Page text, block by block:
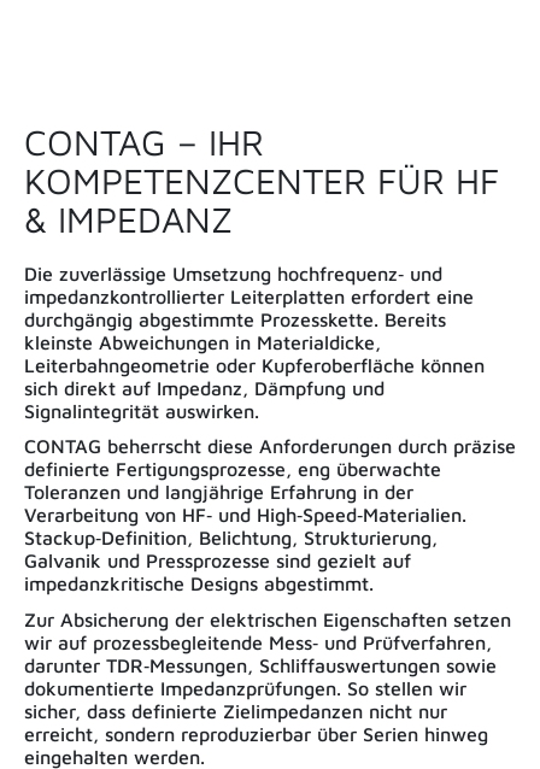
CONTAG – IHR
KOMPETENZCENTER FÜR HF
& IMPEDANZ
Die zuverlässige Umsetzung hochfrequenz‑ und
impedanzkontrollierter Leiterplatten erfordert eine
durchgängig abgestimmte Prozesskette. Bereits
kleinste Abweichungen in Materialdicke,
Leiterbahngeometrie oder Kupferoberfläche können
sich direkt auf Impedanz, Dämpfung und
Signalintegrität auswirken.
CONTAG beherrscht diese Anforderungen durch präzise
definierte Fertigungsprozesse, eng überwachte
Toleranzen und langjährige Erfahrung in der
Verarbeitung von HF‑ und High‑Speed‑Materialien.
Stackup‑Definition, Belichtung, Strukturierung,
Galvanik und Pressprozesse sind gezielt auf
impedanzkritische Designs abgestimmt.
Zur Absicherung der elektrischen Eigenschaften setzen
wir auf prozessbegleitende Mess‑ und Prüfverfahren,
darunter TDR‑Messungen, Schliffauswertungen sowie
dokumentierte Impedanzprüfungen. So stellen wir
sicher, dass definierte Zielimpedanzen nicht nur
erreicht, sondern reproduzierbar über Serien hinweg
eingehalten werden.